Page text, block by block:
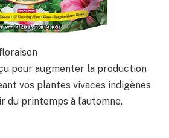
pour augmenter la production
vos plantes vivaces indigènes
du printemps à l’automne.